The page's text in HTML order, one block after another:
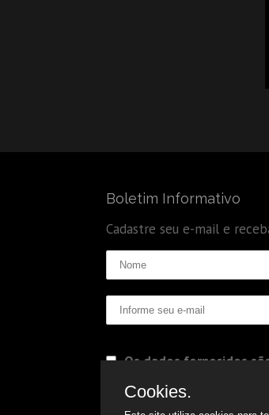
Boletim Informativo
Cadastre seu e-mail e
Os dados fornecidos
Cookies.